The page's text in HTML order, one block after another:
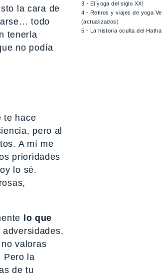
la cara de
todo
tenerla
no podía
te hace
pero al
A mí me
prioridades
lo sé.
lo que
valoras
Pero la
de tu
3.- El yoga del siglo XXI
4.- Retiros y viajes de yoga
(actualizados)
5.- La historia oculta del Hatha